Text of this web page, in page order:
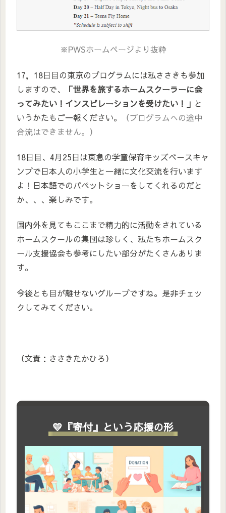
※PWSホームページより抜粋
17，18日目の東京のプログラムには私ささきも参加
しますので、
「世界を旅するホームスクーラーに会
ってみたい！インスピレーションを受けたい！」 と
いうかたもご一報ください。
（プログラムへの途中
合流はできません。）
18日目、4月25日は東急の学童保育キッズベースキャ
ンプで日本人の小学生と一緒に文化交流を行います
よ！日本語でのパペットショーをしてくれるのだと
か、、、楽しみです。
国内外を見てもここまで精力的に活動をされている
ホームスクールの集団は珍しく、私たちホームスク
ール支援協会も参考にしたい部分がたくさんありま
す。
今後とも目が離せないグループですね。是非チェッ
クしてみてください。
（文責：ささきたかひろ）
💛『寄付』という応援の形